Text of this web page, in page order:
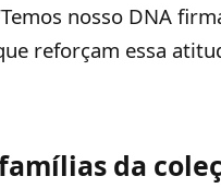
nosso DNA
reforçam essa
da